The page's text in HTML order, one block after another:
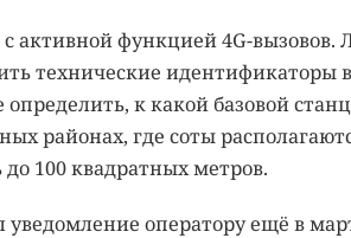
активной функцией 4G-вызовов.
технические
к какой базовой
районах, где соты
100 квадратных метров.
оператору ещё в